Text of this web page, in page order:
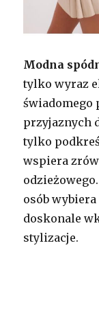
Modna
tylko wyraz
świadomego
przyjaznych
tylko
wspiera
osób
doskonale
stylizacje.